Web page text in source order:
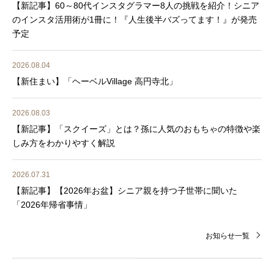
【新記事】60～80代インスタグラマー8人の挑戦を紹介！シニア
のインスタ活用術が1冊に！『人生後半バズってます！』が発売
予定
2026.08.04
【新住まい】「ヘーベルVillage 高円寺北」
2026.08.03
【新記事】「スクイーズ」とは？孫に人気のおもちゃの特徴や楽
しみ方をわかりやすく解説
2026.07.31
【新記事】【2026年お盆】シニア親を持つ子世帯に聞いた
「2026年帰省事情」
お知らせ一覧